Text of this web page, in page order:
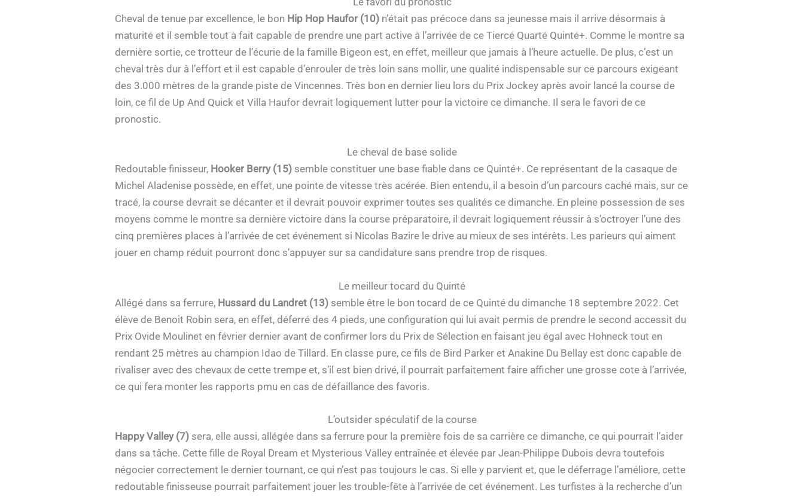
Cheval de tenue par excellence, le bon Hip Hop Haufor (10) n’était pas précoce dans sa jeunesse mais il arrive désormais à
maturité et il semble tout à fait capable de prendre une part active à l’arrivée de ce Tiercé Quarté Quinté+. Comme le montre sa
dernière sortie, ce trotteur de l’écurie de la famille Bigeon est, en effet, meilleur que jamais à l’heure actuelle. De plus, c’est un
cheval très dur à l’effort et il est capable d’enrouler de très loin sans mollir, une qualité indispensable sur ce parcours exigeant
des 3.000 mètres de la grande piste de Vincennes. Très bon en dernier lieu lors du Prix Jockey après avoir lancé la course de
loin, ce fil de Up And Quick et Villa Haufor devrait logiquement lutter pour la victoire ce dimanche. Il sera le favori de ce
pronostic.
Le cheval de base solide
Redoutable finisseur, Hooker Berry (15) semble constituer une base fiable dans ce Quinté+. Ce représentant de la casaque de
Michel Aladenise possède, en effet, une pointe de vitesse très acérée. Bien entendu, il a besoin d’un parcours caché mais, sur ce
tracé, la course devrait se décanter et il devrait pouvoir exprimer toutes ses qualités ce dimanche. En pleine possession de ses
moyens comme le montre sa dernière victoire dans la course préparatoire, il devrait logiquement réussir à s’octroyer l’une des
cinq premières places à l’arrivée de cet événement si Nicolas Bazire le drive au mieux de ses intérêts. Les parieurs qui aiment
jouer en champ réduit pourront donc s’appuyer sur sa candidature sans prendre trop de risques.
Le meilleur tocard du Quinté
Allégé dans sa ferrure, Hussard du Landret (13) semble être le bon tocard de ce Quinté du dimanche 18 septembre 2022. Cet
élève de Benoit Robin sera, en effet, déferré des 4 pieds, une configuration qui lui avait permis de prendre le second accessit du
Prix Ovide Moulinet en février dernier avant de confirmer lors du Prix de Sélection en faisant jeu égal avec Hohneck tout en
rendant 25 mètres au champion Idao de Tillard. En classe pure, ce fils de Bird Parker et Anakine Du Bellay est donc capable de
rivaliser avec des chevaux de cette trempe et, s’il est bien drivé, il pourrait parfaitement faire afficher une grosse cote à l’arrivée,
ce qui fera monter les rapports pmu en cas de défaillance des favoris.
L’outsider spéculatif de la course
Happy Valley (7) sera, elle aussi, allégée dans sa ferrure pour la première fois de sa carrière ce dimanche, ce qui pourrait l’aider
dans sa tâche. Cette fille de Royal Dream et Mysterious Valley entraînée et élevée par Jean-Philippe Dubois devra toutefois
négocier correctement le dernier tournant, ce qui n’est pas toujours le cas. Si elle y parvient et, que le déferrage l’améliore, cette
redoutable finisseuse pourrait parfaitement jouer les trouble-fête à l’arrivée de cet événement. Les turfistes à la recherche d’un